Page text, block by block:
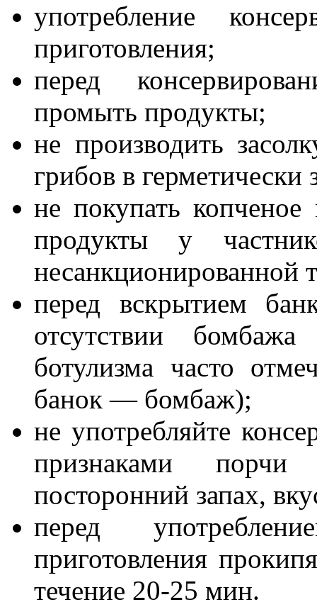
употребление
приготовления;
перед
промыть продукты;
не производить
грибов в герметически
не покупать
продукты у
несанкционированной
перед вскрытием
отсутствии
ботулизма часто
банок — бомбаж);
не употребляйте
признаками порчи
посторонний запах,
перед
приготовления
течение 20-25 мин.